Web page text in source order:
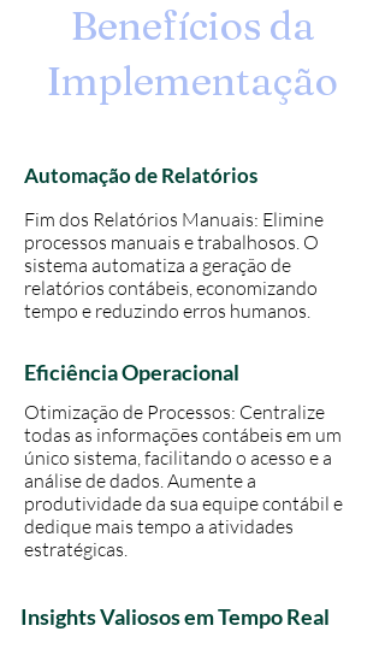
Benefícios da
Implementação
Automação de Relatórios
Fim dos Relatórios Manuais: Elimine
processos manuais e trabalhosos. O
sistema automatiza a geração de
relatórios contábeis, economizando
tempo e reduzindo erros humanos.
Eficiência Operacional
Otimização de Processos: Centralize
todas as informações contábeis em um
único sistema, facilitando o acesso e a
análise de dados. Aumente a
produtividade da sua equipe contábil e
dedique mais tempo a atividades
estratégicas.
Insights Valiosos em Tempo Real